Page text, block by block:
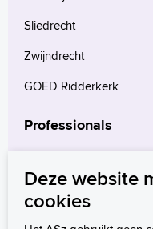
Sliedrecht
Zwijndrecht
GOED Ridderkerk
Professionals
Verwijzers
Wetenschappelijk
Deze website
cookies